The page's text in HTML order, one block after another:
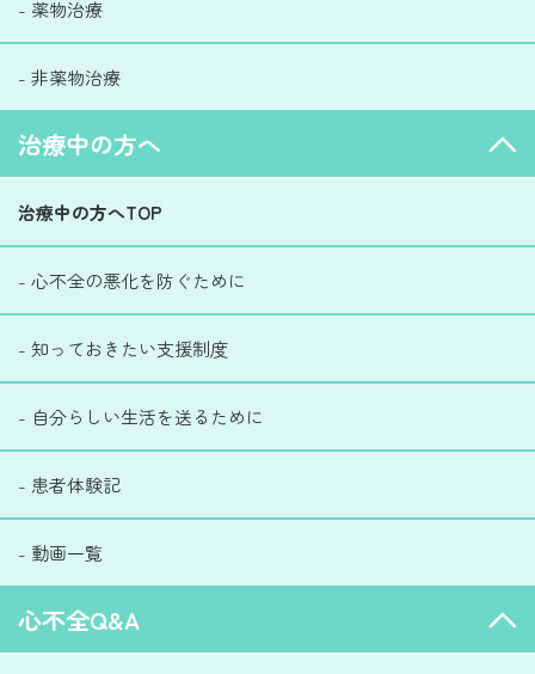
- 薬物治療
- 非薬物治療
治療中の方へ
治療中の方へTOP
- 心不全の悪化を防ぐために
- 知っておきたい支援制度
- 自分らしい生活を送るために
- 患者体験記
- 動画一覧
心不全Q&A